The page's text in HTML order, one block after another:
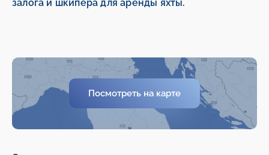
залога и шкипера для аренды яхты.
Посмотреть на карте
-